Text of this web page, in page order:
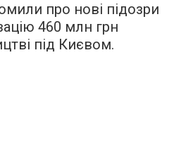
про нові підозри
460 млн грн
під Києвом.